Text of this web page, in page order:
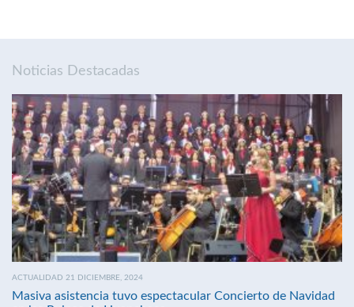
Noticias Destacadas
ACTUALIDAD 21 DICIEMBRE, 2024
Masiva asistencia tuvo espectacular Concierto de Navidad